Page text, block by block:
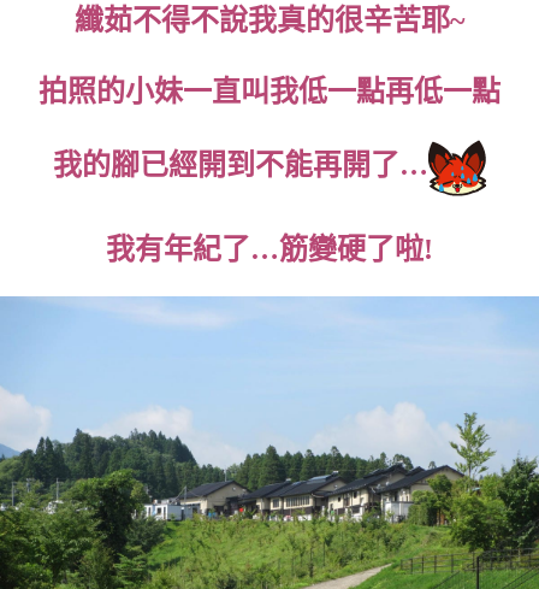
纖茹不得不說我真的很辛苦耶~
拍照的小妹一直叫我低一點再低一點
我的腳已經開到不能再開了…
我有年紀了…筋變硬了啦!